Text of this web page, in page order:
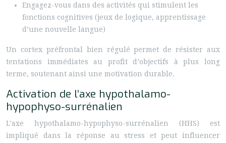
Engagez-vous dans des activités qui stimulent les
fonctions cognitives (jeux de logique, apprentissage
d’une nouvelle langue)
Un cortex préfrontal bien régulé permet de résister aux
tentations immédiates au profit d’objectifs à plus long
terme, soutenant ainsi une motivation durable.
Activation de l’axe hypothalamo-
hypophyso-surrénalien
L’axe hypothalamo-hypophyso-surrénalien (HHS) est
impliqué dans la réponse au stress et peut influencer